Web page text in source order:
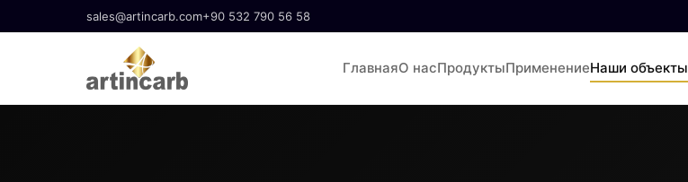
sales@artincarb.com+90 532 790 56 58
ГлавнаяО насПродуктыПрименениеНаши объекты